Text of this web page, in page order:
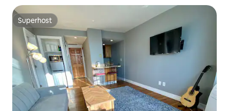
Superhost
Superhost